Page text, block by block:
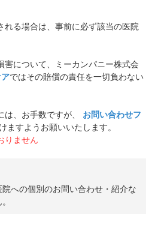
れる場合は、事前に必ず該当の医院
害について、ミーカンパニー株式会
ではその賠償の責任を一切負わない
、お手数ですが、
お問い合わせフ
ますようお願いいたします。
りません
への個別のお問い合わせ・紹介な